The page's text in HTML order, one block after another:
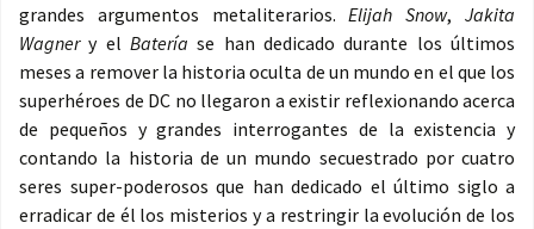
grandes argumentos metaliterarios.Elijah Snow,Jakita
Wagnery el Batería se han dedicado durante los últimos
meses a remover la historia oculta de un mundo en el que los
superhéroes de DC no llegaron a existir reflexionando acerca
de pequeños y grandes interrogantes de la existencia y
contando la historia de un mundo secuestrado por cuatro
seres super-poderosos que han dedicado el último siglo a
erradicar de él los misterios y a restringir la evolución de los